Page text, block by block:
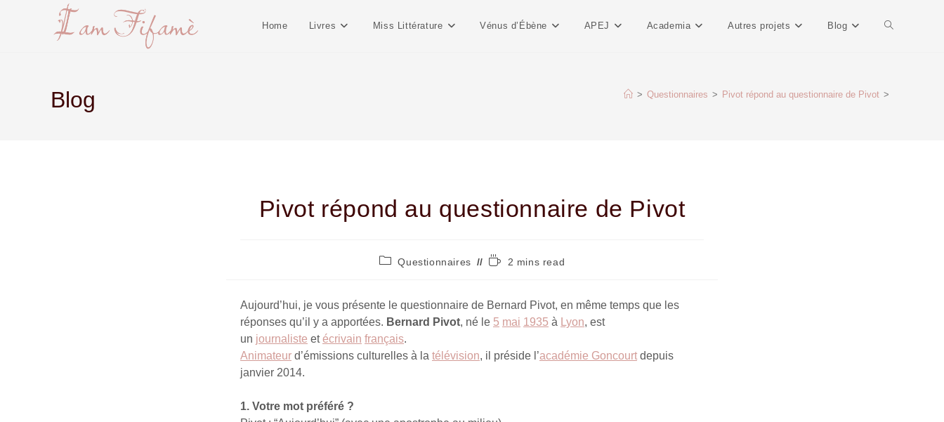
Home Livres Miss Littérature Vénus d’Ébène APEJ Academia Autres projets Blog
Blog > Questionnaires > Pivot répond au questionnaire de Pivot >
Pivot répond au questionnaire de Pivot
Questionnaires 2 mins read
Aujourd’hui, je vous présente le questionnaire de Bernard Pivot, en même temps que les
réponses qu’il y a apportées. Bernard Pivot, né le 5 mai 1935 à Lyon, est
un journaliste etécrivain français.
Animateur d’émissions culturelles à la télévision, il préside l’académie Goncourt depuis
janvier 2014.
1. Votre mot préféré ?